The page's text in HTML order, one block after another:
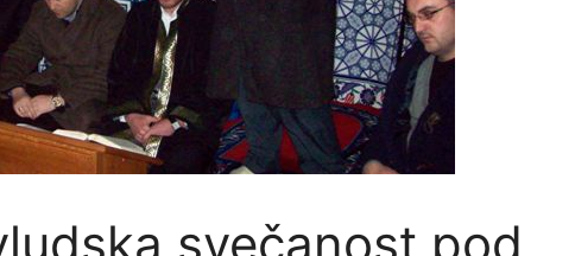
svečanost pod